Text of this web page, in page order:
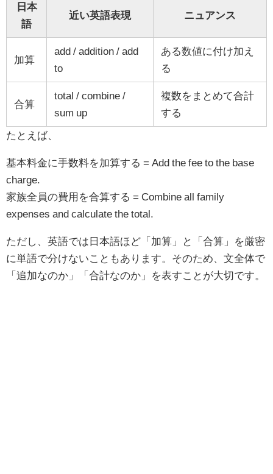
日本
語
近い英語表現 ニュアンス
加算
add / addition / add
to
ある数値に付け加え
る
合算
total / combine /
sum up
複数をまとめて合計
する
たとえば、
基本料金に手数料を加算する = Add the fee to the base
charge.
家族全員の費用を合算する = Combine all family
expenses and calculate the total.
ただし、英語では日本語ほど「加算」と「合算」を厳密
に単語で分けないこともあります。そのため、文全体で
「追加なのか」「合計なのか」を表すことが大切です。